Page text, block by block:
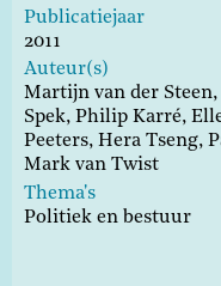
Publicatiejaar
2011
Auteur(s)
Martijn van der Steen,
Spek, Philip Karré,
Peeters, Hera Tseng,
Mark van Twist
Thema's
Politiek en bestuur